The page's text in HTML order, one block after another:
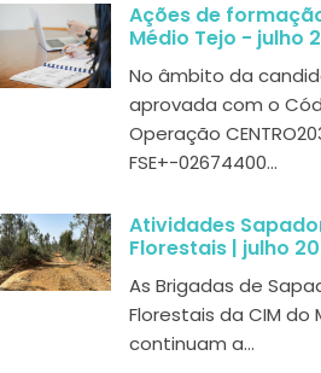
Ações de
Médio Tejo - julho
No âmbito da
aprovada com o
Operação
FSE+-02674400...
Atividades
Florestais | julho
As Brigadas de
Florestais da CIM do
continuam a...